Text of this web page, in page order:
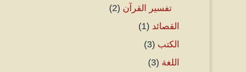
تفسير القرآن (2)
القصائد (1)
الكتب (3)
اللغة (3)